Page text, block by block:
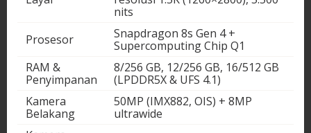
nits
Prosesor
Snapdragon 8s Gen 4 +
Supercomputing Chip Q1
RAM &
Penyimpanan
8/256 GB, 12/256 GB, 16/512 GB
(LPDDR5X & UFS 4.1)
Kamera
Belakang
50MP (IMX882, OIS) + 8MP
ultrawide